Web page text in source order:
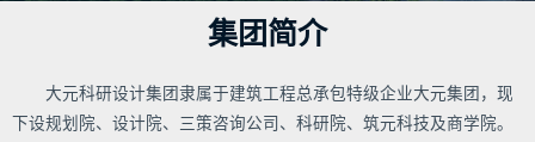
集团简介
大元科研设计集团隶属于建筑工程总承包特级企业大元集团，现
下设规划院、设计院、三策咨询公司、科研院、筑元科技及商学院。